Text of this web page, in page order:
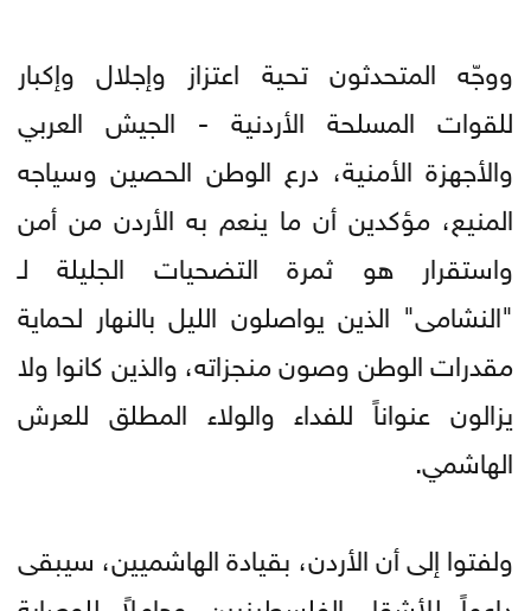
ووجّه المتحدثون تحية اعتزاز وإجلال وإكبار
للقوات المسلحة الأردنية - الجيش العربي
والأجهزة الأمنية، درع الوطن الحصين وسياجه
المنيع، مؤكدين أن ما ينعم به الأردن من أمن
واستقرار هو ثمرة التضحيات الجليلة لـ
"النشامى" الذين يواصلون الليل بالنهار لحماية
مقدرات الوطن وصون منجزاته، والذين كانوا ولا
يزالون عنواناً للفداء والولاء المطلق للعرش
الهاشمي.
ولفتوا إلى أن الأردن، بقيادة الهاشميين، سيبقى